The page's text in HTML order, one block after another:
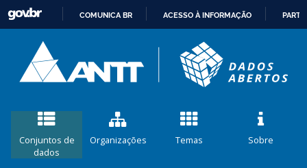
CONTEÚDO
COMUNICA BR ACESSO À INFORMAÇÃO
Conjuntos de
dados
Organizações Temas Sobre